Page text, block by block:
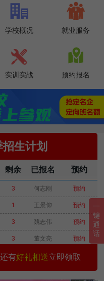

学校概况

就业服务

实训实战

预约报名
生计划
剩余 已报名 预约
3 何志刚 预约
1 王景仰 预约
3 魏志伟 预约
3 董文亮 预约
6 刘雨涛 预约
3 王国祥 预约
有好礼相送立即领取
一
键
通
话